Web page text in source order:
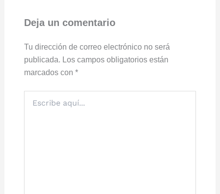
Deja un comentario
Tu dirección de correo electrónico no será
publicada. Los campos obligatorios están
marcados con *
aquí...